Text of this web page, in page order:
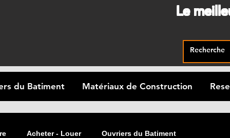
Le
du Batiment Matériaux de Construction
Acheter - Louer Ouvriers du Batiment